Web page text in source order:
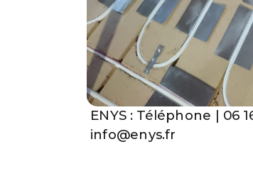
ENYS : Téléphone | 06
info@enys.fr